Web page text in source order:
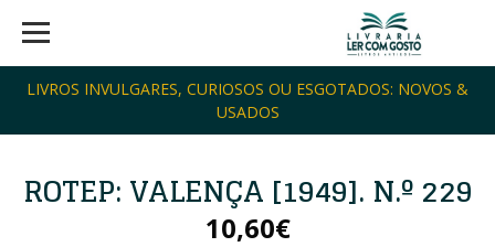
LIVROS INVULGARES, CURIOSOS OU ESGOTADOS: NOVOS &
USADOS
ROTEP: VALENÇA [1949]. N.º 229
10,60€